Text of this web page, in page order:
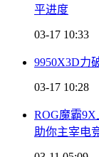
平进度
03-17 10:33
9950X3D力
03-17 10:28
ROG魔霸
助你主宰电